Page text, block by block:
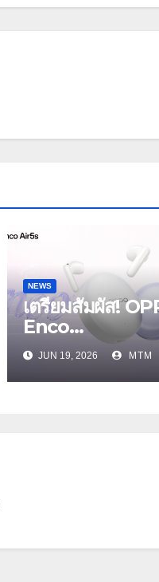
NEWS
เตรียมสัมผัส!
Enco
Air5s และ
Enco Air5 หูฟังไ
รุ่นใหม่ล่าสุด มา
JUN 19, 2026 MTM